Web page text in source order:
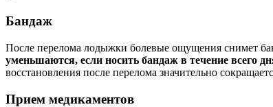
Бандаж
После перелома лодыжки болевые ощущения снимет
уменьшаются, если носить бандаж в течение всего
восстановления после перелома значительно
Прием медикаментов